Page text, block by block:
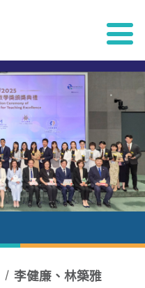
李健廉、林築雅